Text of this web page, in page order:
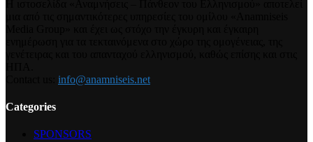
info@anamniseis.net
Categories
SPONSORS